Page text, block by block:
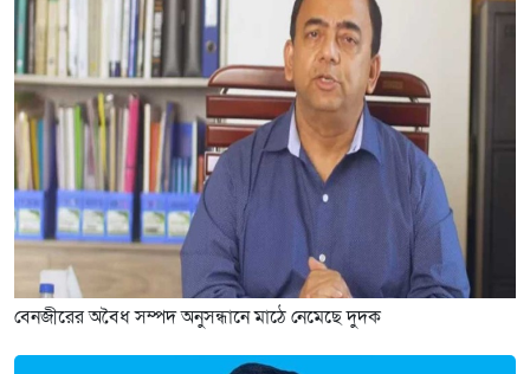
বেনজীরের অবৈধ সম্পদ অনুসন্ধানে মাঠে নেমেছে দুদক